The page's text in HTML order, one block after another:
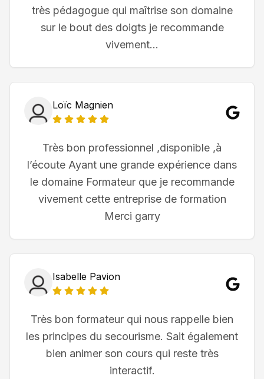
très pédagogue qui maîtrise son domaine
sur le bout des doigts je recommande
vivement...
Loïc Magnien
Très bon professionnel ,disponible ,à
l’écoute Ayant une grande expérience dans
le domaine Formateur que je recommande
vivement cette entreprise de formation
Merci garry
Isabelle Pavion
Très bon formateur qui nous rappelle bien
les principes du secourisme. Sait également
bien animer son cours qui reste très
interactif.